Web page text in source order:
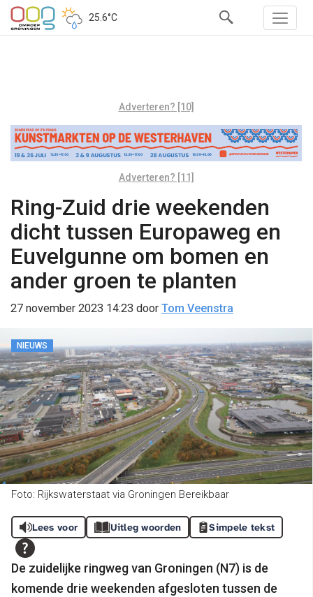
25.6°C
Adverteren? [10]
Adverteren? [11]
Ring-Zuid drie weekenden
dicht tussen Europaweg en
Euvelgunne om bomen en
ander groen te planten
27 november 2023 14:23 door Tom Veenstra
NIEUWS
Foto: Rijkswaterstaat via Groningen Bereikbaar
Lees voor Uitleg woorden Simpele tekst
De zuidelijke ringweg van Groningen (N7) is de
komende drie weekenden afgesloten tussen de